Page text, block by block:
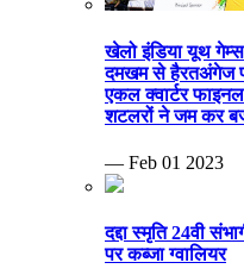
खेलो इंडिया यूथ
दमखम से हैरतअंगेज
एकल क्वार्टर
शटलरों ने जम कर
— Feb 01 2023
दद्दा स्मृति 24वी
पर कब्जा ग्वालियर